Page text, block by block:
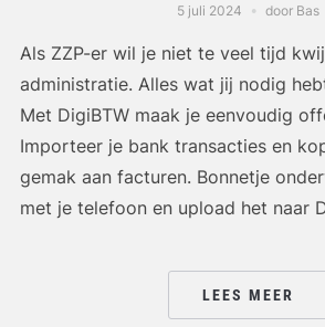
5 juli 2024 door Bas
Als ZZP-er wil je niet te veel tijd
administratie. Alles wat jij nodig
Met DigiBTW maak je eenvoudig
Importeer je bank transacties en
gemak aan facturen. Bonnetje
met je telefoon en upload het naar
LEES MEER